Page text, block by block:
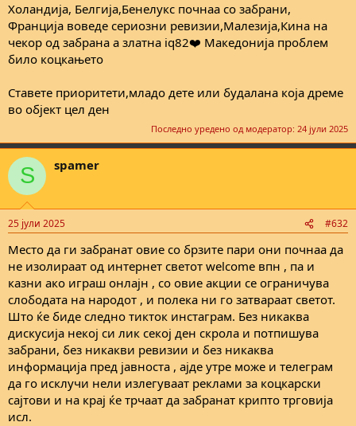
Холандија, Белгија,Бенелукс почнаа со забрани,
Франција воведе сериозни ревизии,Малезија,Кина на
чекор од забрана а златна iq82❤️ Македонија проблем
било коцкањето
Ставете приоритети,младо дете или будалана која дреме
во објект цел ден
Последно уредено од модератор: 24 јули 2025
S spamer
25 јули 2025 #632
Место да ги забранат овие со брзите пари они почнаа да
не изолираат од интернет светот welcome впн , па и
казни ако играш онлајн , со овие акции се ограничува
слободата на народот , и полека ни го затвараат светот.
Што ќе биде следно тикток инстаграм. Без никаква
дискусија некој си лик секој ден скрола и потпишува
забрани, без никакви ревизии и без никаква
информација пред јавноста , ајде утре може и телеграм
да го исклучи нели излегуваат реклами за коцкарски
сајтови и на крај ќе трчаат да забранат крипто трговија
исл.